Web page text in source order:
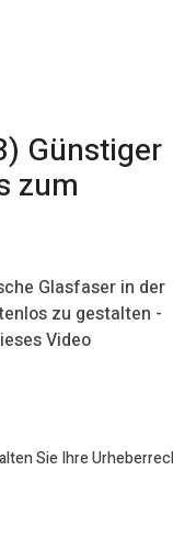
Günstiger
zum
Glasfaser in der
zu gestalten -
Video
Sie Ihre